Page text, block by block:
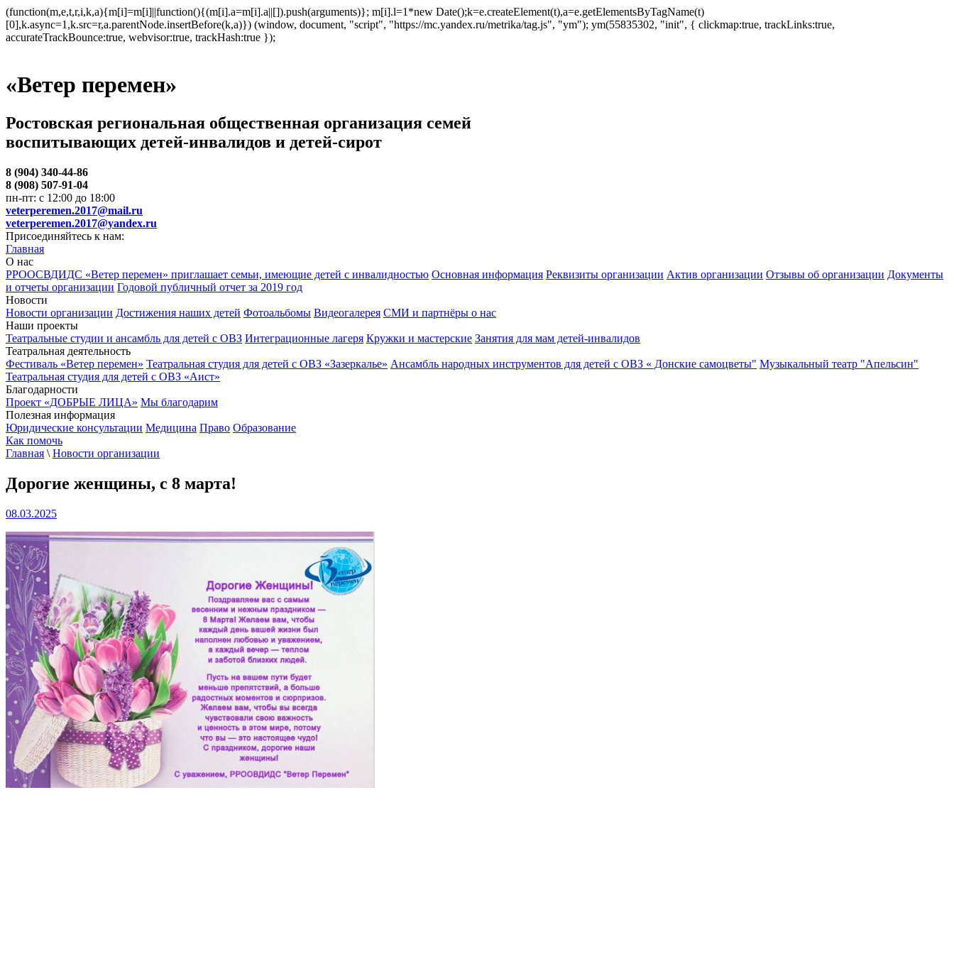
(function(m,e,t,r,i,k,a){m[i]=m[i]||function(){(m[i].a=m[i].a||[]).push(arguments)}; m[i].l=1*new Date();k=e.createElement(t),a=e.getElementsByTagName(t)
[0],k.async=1,k.src=r,a.parentNode.insertBefore(k,a)}) (window, document, "script", "https://mc.yandex.ru/metrika/tag.js", "ym"); ym(55835302, "init", { clickmap:true, trackLinks:true,
accurateTrackBounce:true, webvisor:true, trackHash:true });
«Ветер перемен»
Ростовская региональная общественная организация семей
воспитывающих детей-инвалидов и детей-сирот
8 (904) 340-44-86
8 (908) 507-91-04
пн-пт: с 12:00 до 18:00
veterperemen.2017@mail.ru
veterperemen.2017@yandex.ru
Присоединяйтесь к нам:
Главная
О нас
РРООСВДИДС «Ветер перемен» приглашает семьи, имеющие детей с инвалидностью Основная информация Реквизиты организации Актив организации Отзывы об организации Документы
и отчеты организации Годовой публичный отчет за 2019 год
Новости
Новости организации Достижения наших детей Фотоальбомы Видеогалерея СМИ и партнёры о нас
Наши проекты
Театральные студии и ансамбль для детей с ОВЗ Интеграционные лагеря Кружки и мастерские Занятия для мам детей-инвалидов
Театральная деятельность
Фестиваль «Ветер перемен» Театральная студия для детей с ОВЗ «Зазеркалье» Ансамбль народных инструментов для детей с ОВЗ « Донские самоцветы" Музыкальный театр "Апельсин"
Театральная студия для детей с ОВЗ «Аист»
Благодарности
Проект «ДОБРЫЕ ЛИЦА» Мы благодарим
Полезная информация
Юридические консультации Медицина Право Образование
Как помочь
Главная \ Новости организации
Дорогие женщины, с 8 марта!
08.03.2025